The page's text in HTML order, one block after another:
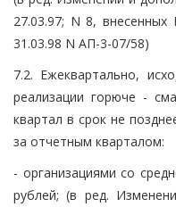
27.03.97; N 8,
31.03.98 N АП-3-07/58)
7.2. Ежеквартально,
реализации горюче -
квартал в срок не
за отчетным кварталом:
- организациями со
рублей; (в ред.